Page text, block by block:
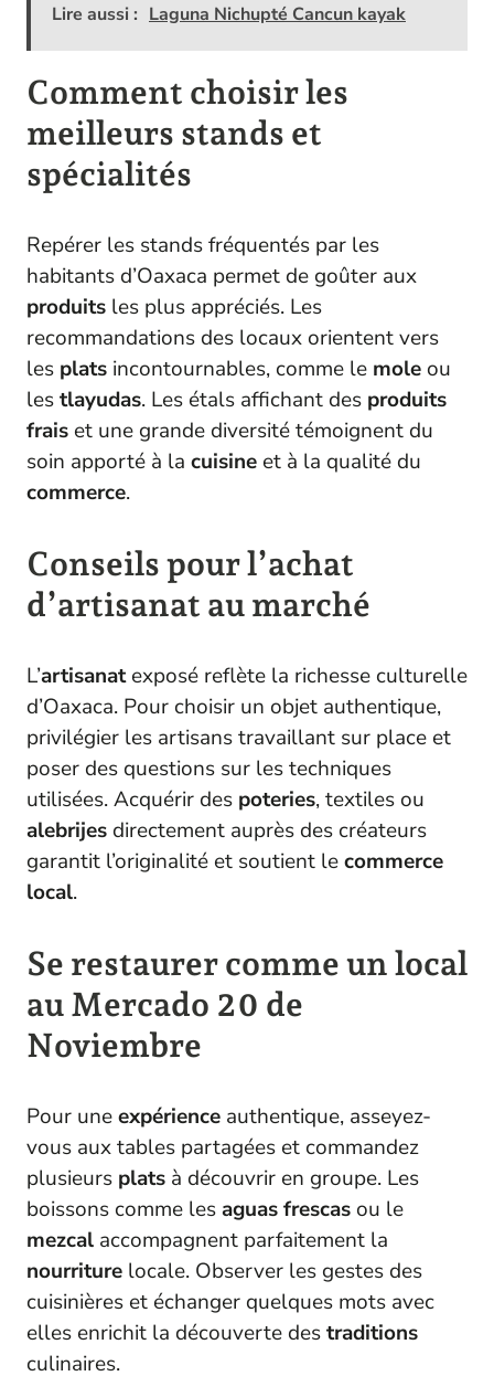
Lire aussi : Laguna Nichupté Cancun kayak
Comment choisir les
meilleurs stands et
spécialités
Repérer les stands fréquentés par les
habitants d’Oaxaca permet de goûter aux
produits les plus appréciés. Les
recommandations des locaux orientent vers
les plats incontournables, comme le mole ou
lestlayudas. Les étals affichant des produits
frais et une grande diversité témoignent du
soin apporté à la cuisine et à la qualité du
commerce.
Conseils pour l’achat
d’artisanat au marché
L’artisanatexposé reflète la richesse culturelle
d’Oaxaca. Pour choisir un objet authentique,
privilégier les artisans travaillant sur place et
poser des questions sur les techniques
utilisées. Acquérir des poteries, textiles ou
alebrijes directement auprès des créateurs
garantit l’originalité et soutient lecommerce
local.
Se restaurer comme un local
au Mercado 20 de
Noviembre
Pour uneexpérience authentique, asseyez-
vous aux tables partagées et commandez
plusieurs plats à découvrir en groupe. Les
boissons comme lesaguas frescas ou le
mezcal accompagnent parfaitement la
nourriture locale. Observer les gestes des
cuisinières et échanger quelques mots avec
elles enrichit la découverte destraditions
culinaires.